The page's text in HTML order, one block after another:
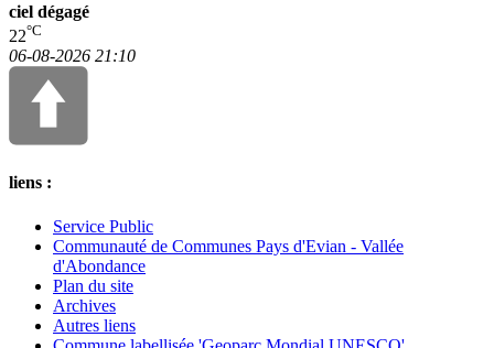
ciel dégagé
22°C
06-08-2026 21:10
liens :
Service Public
Communauté de Communes Pays d'Evian - Vallée
d'Abondance
Plan du site
Archives
Autres liens